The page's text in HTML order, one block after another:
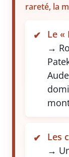
rareté, la
Le «
→
Les
→